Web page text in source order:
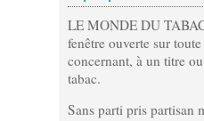
LE MONDE DU
fenêtre ouverte sur
concernant, à un titre
tabac.
Sans parti pris partisan